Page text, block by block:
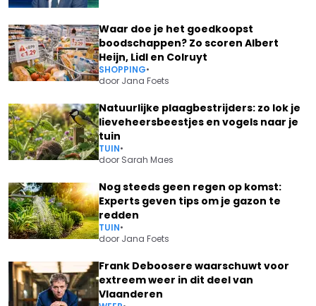
Waar doe je het goedkoopst
boodschappen? Zo scoren Albert
Heijn, Lidl en Colruyt
SHOPPING•
door Jana Foets
Natuurlijke plaagbestrijders: zo lok je
lieveheersbeestjes en vogels naar je
tuin
TUIN•
door Sarah Maes
Nog steeds geen regen op komst:
Experts geven tips om je gazon te
redden
TUIN•
door Jana Foets
Frank Deboosere waarschuwt voor
extreem weer in dit deel van
Vlaanderen